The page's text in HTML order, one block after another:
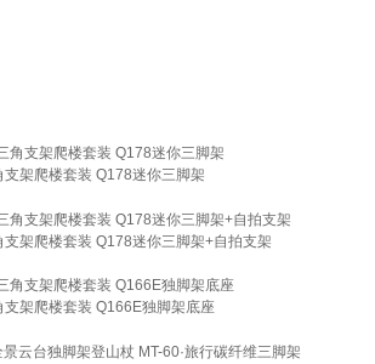
架爬楼套装 Q178迷你三脚架
架爬楼套装 Q178迷你三脚架+自拍支架
架爬楼套装 Q166E独脚架底座